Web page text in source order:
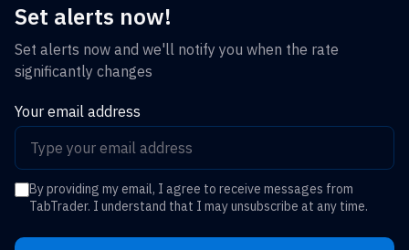
Set alerts now!
Set alerts now and we'll notify you when the rate
significantly changes
Your email address
By providing my email, I agree to receive messages from
TabTrader. I understand that I may unsubscribe at any time.